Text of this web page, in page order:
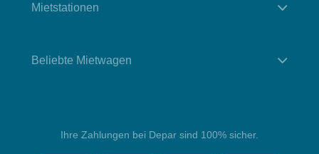
Mietstationen
Beliebte Mietwagen
Ihre Zahlungen bei Depar sind 100% sicher.